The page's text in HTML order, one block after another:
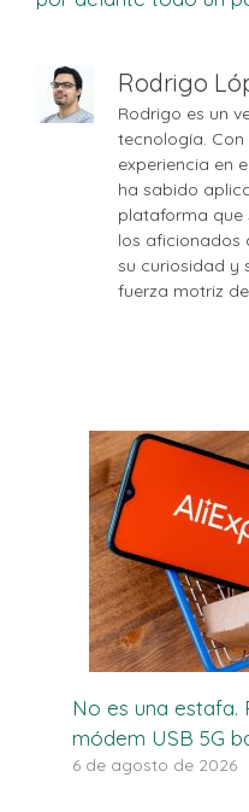
Rodrigo
Rodrigo es un
tecnología.
experiencia en
ha sabido
plataforma que
los aficionados
su curiosidad y
fuerza motriz
No es una estafa.
módem USB 5G
6 de agosto de 2026